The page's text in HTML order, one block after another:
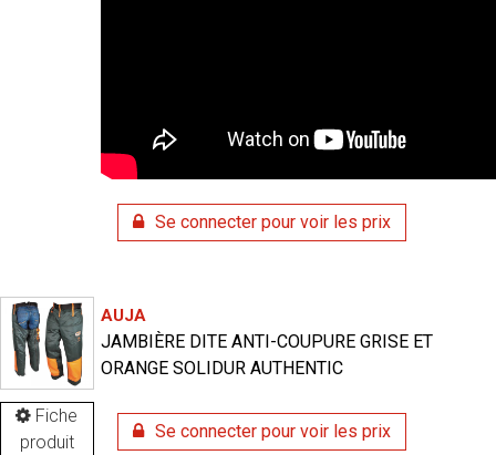
Se connecter pour voir les prix
Fiche
produit
AUJA
JAMBIÈRE DITE ANTI-COUPURE GRISE ET
ORANGE SOLIDUR AUTHENTIC
Se connecter pour voir les prix